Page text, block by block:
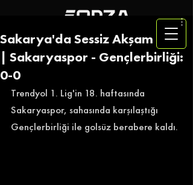
Sakarya'da Sessiz Akşam
| Sakaryaspor - Gençlerbirliği:
0-0
Trendyol 1. Lig'in 18. haftasında
Sakaryaspor, sahasında karşılaştığı
Gençlerbirliği ile golsüz berabere kaldı.